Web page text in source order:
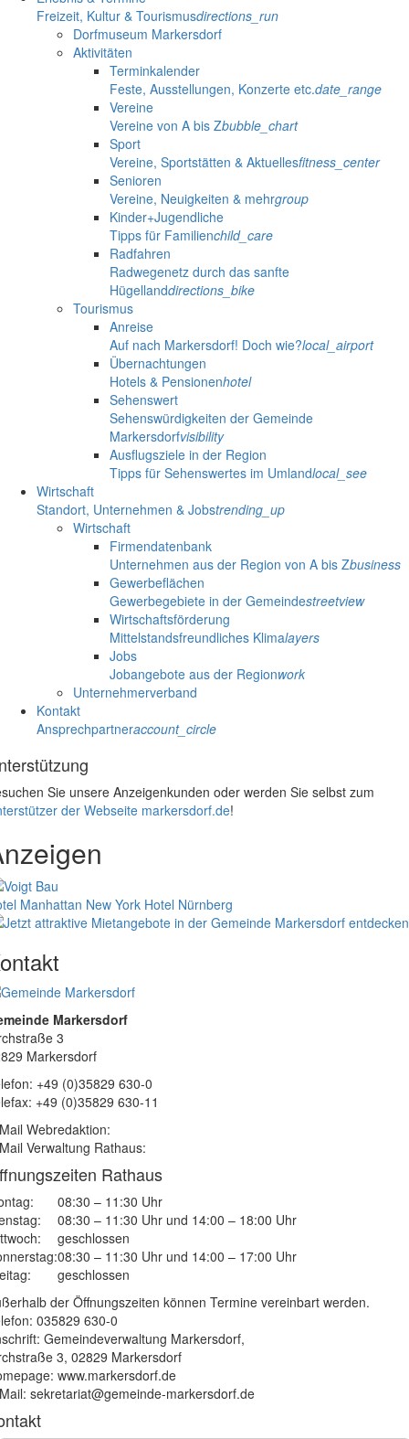
Freizeit, Kultur & Tourismusdirections_run
Dorfmuseum Markersdorf
Aktivitäten
Terminkalender
Feste, Ausstellungen, Konzerte etc.date_range
Vereine
Vereine von A bis Zbubble_chart
Sport
Vereine, Sportstätten & Aktuellesfitness_center
Senioren
Vereine, Neuigkeiten & mehrgroup
Kinder+Jugendliche
Tipps für Familienchild_care
Radfahren
Radwegenetz durch das sanfte
Hügellanddirections_bike
Tourismus
Anreise
Auf nach Markersdorf! Doch wie?local_airport
Übernachtungen
Hotels & Pensionenhotel
Sehenswert
Sehenswürdigkeiten der Gemeinde
Markersdorfvisibility
Ausflugsziele in der Region
Tipps für Sehenswertes im Umlandlocal_see
Wirtschaft
Standort, Unternehmen & Jobstrending_up
Wirtschaft
Firmendatenbank
Unternehmen aus der Region von A bis Zbusiness
Gewerbeflächen
Gewerbegebiete in der Gemeindestreetview
Wirtschaftsförderung
Mittelstandsfreundliches Klimalayers
Jobs
Jobangebote aus der Regionwork
Unternehmerverband
Kontakt
Ansprechpartneraccount_circle
Sie unsere Anzeigenkunden oder werden Sie selbst zum
der Webseite markersdorf.de!
Manhattan New York Hotel Nürnberg
Markersdorf
3
Markersdorf
+49 (0)35829 630-0
+49 (0)35829 630-11
Webredaktion:
Verwaltung Rathaus:
Rathaus
08:30 – 11:30 Uhr
08:30 – 11:30 Uhr und 14:00 – 18:00 Uhr
geschlossen
08:30 – 11:30 Uhr und 14:00 – 17:00 Uhr
geschlossen
der Öffnungszeiten können Termine vereinbart werden.
035829 630-0
Gemeindeverwaltung Markersdorf,
3, 02829 Markersdorf
www.markersdorf.de
sekretariat@gemeinde-markersdorf.de